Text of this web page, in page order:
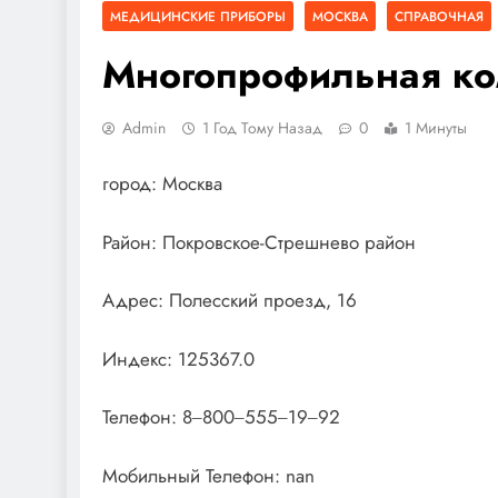
МЕДИЦИНСКИЕ ПРИБОРЫ МОСКВА СПРАВОЧНАЯ
Многопрофильная
Admin 1 Год Тому Назад 0 1 Минуты
город: Москва
Район: Покровское-Стрешнево район
Адрес: Полесский проезд, 16
Индекс: 125367.0
Телефон: 8‒800‒555‒19‒92
Мобильный Телефон: nan